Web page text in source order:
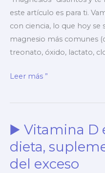
este artículo es para ti.
con ciencia, lo que hoy se
magnesio más comunes
treonato, óxido, lactato,
▶️
de
➡️
para
se
Leer más ”
▶️ Vitamina D
dieta,
del exceso